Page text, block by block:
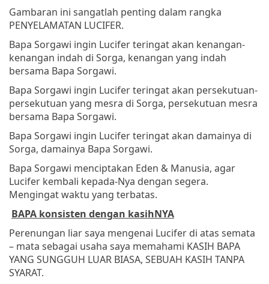
Gambaran ini sangatlah penting dalam rangka
PENYELAMATAN LUCIFER.
Bapa Sorgawi ingin Lucifer teringat akan kenangan-
kenangan indah di Sorga, kenangan yang indah
bersama Bapa Sorgawi.
Bapa Sorgawi ingin Lucifer teringat akan persekutuan-
persekutuan yang mesra di Sorga, persekutuan mesra
bersama Bapa Sorgawi.
Bapa Sorgawi ingin Lucifer teringat akan damainya di
Sorga, damainya Bapa Sorgawi.
Bapa Sorgawi menciptakan Eden & Manusia, agar
Lucifer kembali kepada-Nya dengan segera.
Mengingat waktu yang terbatas.
BAPA konsisten dengan kasihNYA
Perenungan liar saya mengenai Lucifer di atas semata
– mata sebagai usaha saya memahami KASIH BAPA
YANG SUNGGUH LUAR BIASA, SEBUAH KASIH TANPA
SYARAT.